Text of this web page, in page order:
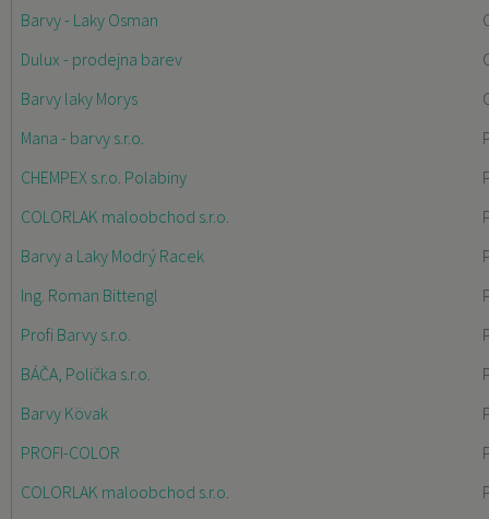
Barvy - Laky Osman
Dulux - prodejna barev
Barvy laky Morys
Mana - barvy s.r.o.
CHEMPEX s.r.o. Polabiny
COLORLAK maloobchod s.r.o.
Barvy a Laky Modrý Racek
Ing. Roman Bittengl
Profi Barvy s.r.o.
BÁČA, Polička s.r.o.
Barvy Kövak
PROFI-COLOR
COLORLAK maloobchod s.r.o.